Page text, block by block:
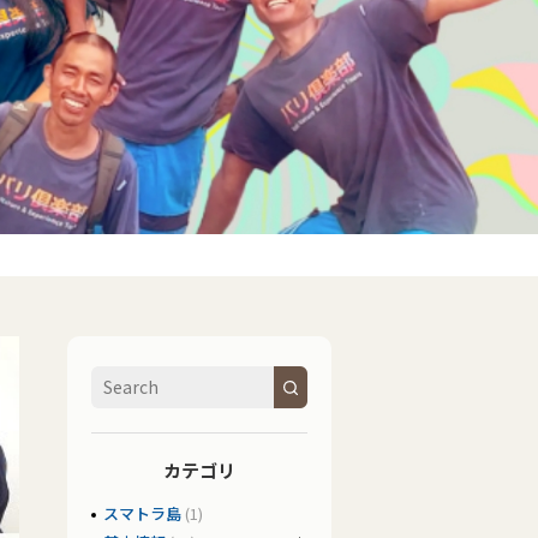
カテゴリ
スマトラ島 (1)